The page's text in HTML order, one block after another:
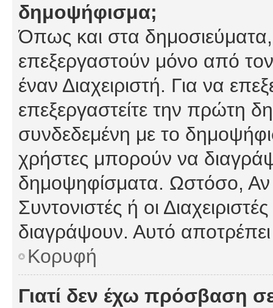
δημοψήφισμα;
Όπως και στα
επεξεργαστούν μόνο από
έναν Διαχειριστή. Για να
επεξεργαστείτε την πρώτη
συνδεδεμένη με το
χρήστες μπορούν να
δημοψηφίσματα. Ωστόσο, Αν
Συντονιστές ή οι
διαγράψουν. Αυτό
Κορυφή
Γιατί δεν έχω πρόσβαση